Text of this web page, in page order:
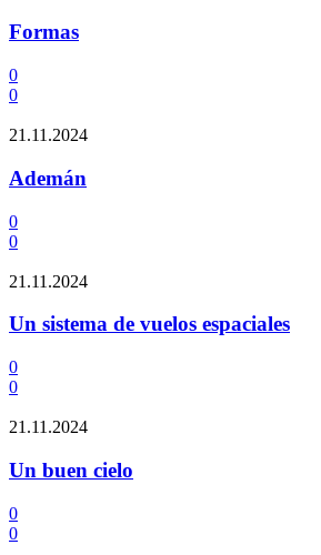
Formas
0
0
21.11.2024
Ademán
0
0
21.11.2024
Un sistema de vuelos espaciales
0
0
21.11.2024
Un buen cielo
0
0